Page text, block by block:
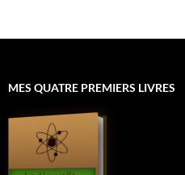
MES QUATRE PREMIERS LIVRES